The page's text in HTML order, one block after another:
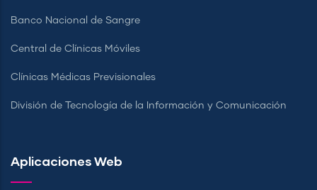
Banco Nacional de Sangre
Central de Clínicas Móviles
Clínicas Médicas Previsionales
División de Tecnología de la Información y Comunicación
Aplicaciones Web